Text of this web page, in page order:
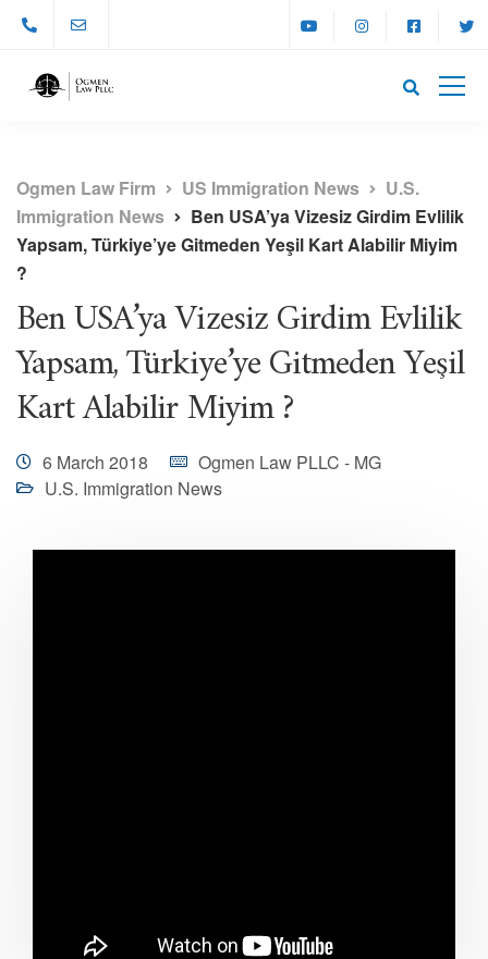
Ogmen Law Firm US Immigration News
U.S.
Immigration News
Ben USA’ya Vizesiz Girdim Evlilik
Yapsam, Türkiye’ye Gitmeden Yeşil Kart Alabilir Miyim
?
Ben USA’ya Vizesiz Girdim Evlilik
Yapsam, Türkiye’ye Gitmeden Yeşil
Kart Alabilir Miyim ?
6 March 2018
Ogmen Law PLLC - MG
U.S. Immigration News